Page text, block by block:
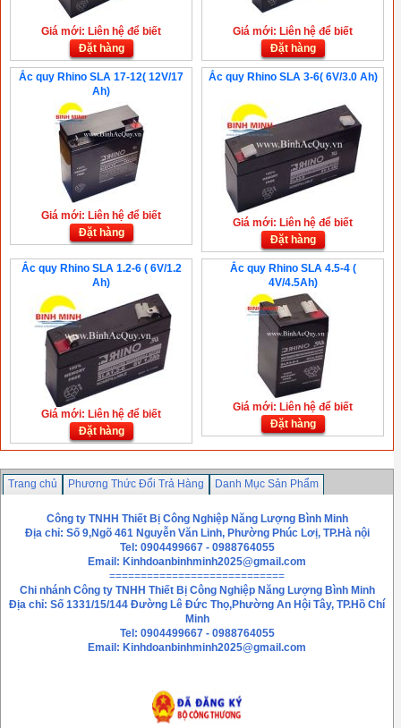
Giá mới: Liên hệ để biết
Đặt hàng
Giá mới: Liên hệ để biết
Đặt hàng
Ắc quy Rhino SLA 17-12( 12V/17
Ah)
Giá mới: Liên hệ để biết
Đặt hàng
Ắc quy Rhino SLA 3-6( 6V/3.0 Ah)
Giá mới: Liên hệ để biết
Đặt hàng
Ắc quy Rhino SLA 1.2-6 ( 6V/1.2
Ah)
Giá mới: Liên hệ để biết
Đặt hàng
Ắc quy Rhino SLA 4.5-4 (
4V/4.5Ah)
Giá mới: Liên hệ để biết
Đặt hàng
Trang chủ Phương Thức Đổi Trả Hàng
Danh Mục Sản Phẩm
Công ty TNHH Thiết Bị Công Nghiệp Năng Lượng Bình Minh
Địa chỉ: Số 9,Ngõ 461 Nguyễn Văn Linh, Phường Phúc Lơị, TP.Hà nội
Tel: 0904499667 - 0988764055
Email: Kinhdoanbinhminh2025@gmail.com
============================
Chi nhánh Công ty TNHH Thiết Bị Công Nghiệp Năng Lượng Bình Minh
Địa chỉ: Số 1331/15/144 Đường Lê Đức Thọ,Phường An Hội Tây, TP.Hồ Chí
Minh
Tel: 0904499667 - 0988764055
Email: Kinhdoanbinhminh2025@gmail.com